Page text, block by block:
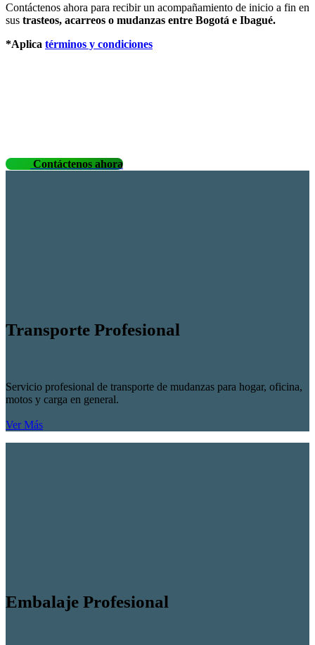
Contáctenos ahora para recibir un acompañamiento de inicio a fin en
sus trasteos, acarreos o mudanzas entre Bogotá e Ibagué.
*Aplica términos y condiciones
Contáctenos ahora
Transporte Profesional
Servicio profesional de transporte de mudanzas para hogar, oficina,
motos y carga en general.
Ver Más
Embalaje Profesional